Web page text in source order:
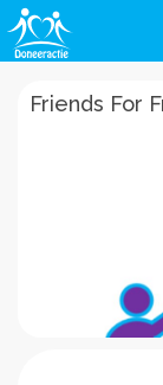
Friends For